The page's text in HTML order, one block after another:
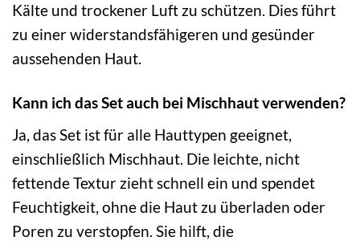
Kälte und trockener Luft zu schützen. Dies führt
zu einer widerstandsfähigeren und gesünder
aussehenden Haut.
Kann ich das Set auch bei Mischhaut verwenden?
Ja, das Set ist für alle Hauttypen geeignet,
einschließlich Mischhaut. Die leichte, nicht
fettende Textur zieht schnell ein und spendet
Feuchtigkeit, ohne die Haut zu überladen oder
Poren zu verstopfen. Sie hilft, die